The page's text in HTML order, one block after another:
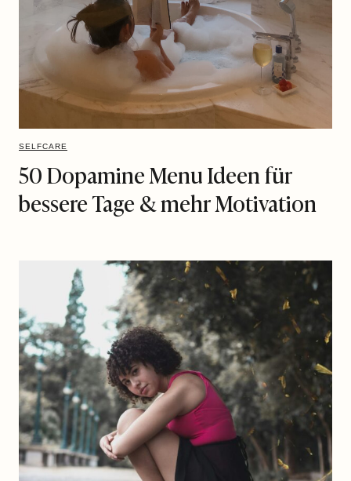
SELFCARE
50 Dopamine Menu Ideen für
bessere Tage & mehr Motivation